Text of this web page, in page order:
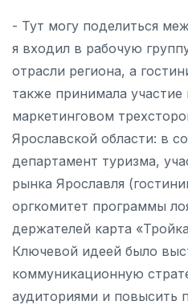
- Тут могу поделиться
я входил в рабочую
отрасли региона, а
также принимала
маркетинговом
Ярославской области: в
департамент туризма,
рынка Ярославля
оргкомитет программы
держателей карта
Ключевой идеей было
коммуникационную
аудиториями и повысить